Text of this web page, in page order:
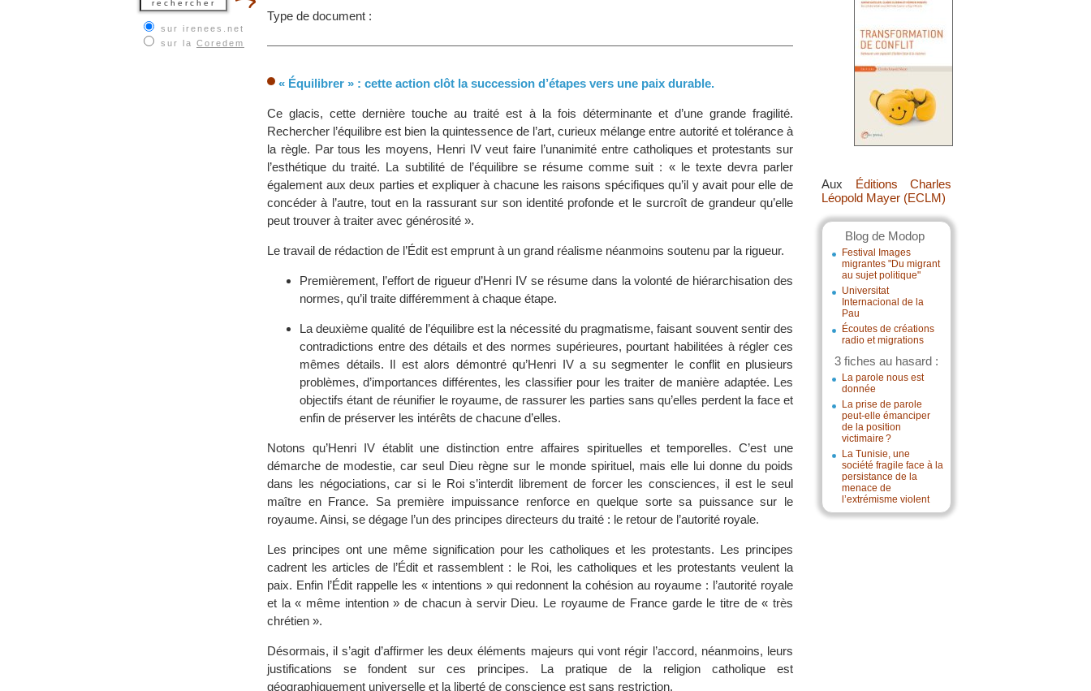
sur irenees.net
sur la Coredem
Aux Éditions Charles
Léopold Mayer (ECLM)
Blog de Modop
Festival Images
migrantes "Du migrant
au sujet politique"
Universitat
Internacional de la
Pau
Écoutes de créations
radio et migrations
3 fiches au hasard :
La parole nous est
donnée
La prise de parole
peut-elle émanciper
de la position
victimaire ?
La Tunisie, une
société fragile face à la
persistance de la
menace de
l’extrémisme violent
Type de document :
« Équilibrer » : cette action clôt la succession d’étapes vers une paix durable.
Ce glacis, cette dernière touche au traité est à la fois déterminante et d’une grande fragilité.
Rechercher l’équilibre est bien la quintessence de l’art, curieux mélange entre autorité et tolérance à
la règle. Par tous les moyens, Henri IV veut faire l’unanimité entre catholiques et protestants sur
l’esthétique du traité. La subtilité de l’équilibre se résume comme suit : « le texte devra parler
également aux deux parties et expliquer à chacune les raisons spécifiques qu’il y avait pour elle de
concéder à l’autre, tout en la rassurant sur son identité profonde et le surcroît de grandeur qu’elle
peut trouver à traiter avec générosité ».
Le travail de rédaction de l’Édit est emprunt à un grand réalisme néanmoins soutenu par la rigueur.
Premièrement, l’effort de rigueur d’Henri IV se résume dans la volonté de hiérarchisation des
normes, qu’il traite différemment à chaque étape.
La deuxième qualité de l’équilibre est la nécessité du pragmatisme, faisant souvent sentir des
contradictions entre des détails et des normes supérieures, pourtant habilitées à régler ces
mêmes détails. Il est alors démontré qu’Henri IV a su segmenter le conflit en plusieurs
problèmes, d’importances différentes, les classifier pour les traiter de manière adaptée. Les
objectifs étant de réunifier le royaume, de rassurer les parties sans qu’elles perdent la face et
enfin de préserver les intérêts de chacune d’elles.
Notons qu’Henri IV établit une distinction entre affaires spirituelles et temporelles. C’est une
démarche de modestie, car seul Dieu règne sur le monde spirituel, mais elle lui donne du poids
dans les négociations, car si le Roi s’interdit librement de forcer les consciences, il est le seul
maître en France. Sa première impuissance renforce en quelque sorte sa puissance sur le
royaume. Ainsi, se dégage l’un des principes directeurs du traité : le retour de l’autorité royale.
Les principes ont une même signification pour les catholiques et les protestants. Les principes
cadrent les articles de l’Édit et rassemblent : le Roi, les catholiques et les protestants veulent la
paix. Enfin l’Édit rappelle les « intentions » qui redonnent la cohésion au royaume : l’autorité royale
et la « même intention » de chacun à servir Dieu. Le royaume de France garde le titre de « très
chrétien ».
Désormais, il s’agit d’affirmer les deux éléments majeurs qui vont régir l’accord, néanmoins, leurs
justifications se fondent sur ces principes. La pratique de la religion catholique est
géographiquement universelle et la liberté de conscience est sans restriction.